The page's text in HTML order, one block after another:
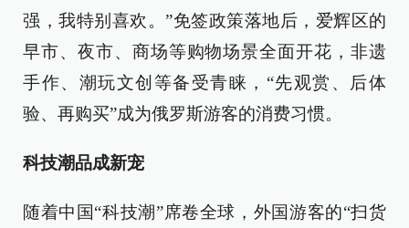
强，我特别喜欢。”免签政策落地后，爱辉区的
早市、夜市、商场等购物场景全面开花，非遗
手作、潮玩文创等备受青睐，“先观赏、后体
验、再购买”成为俄罗斯游客的消费习惯。
科技潮品成新宠
随着中国“科技潮”席卷全球，外国游客的“扫货